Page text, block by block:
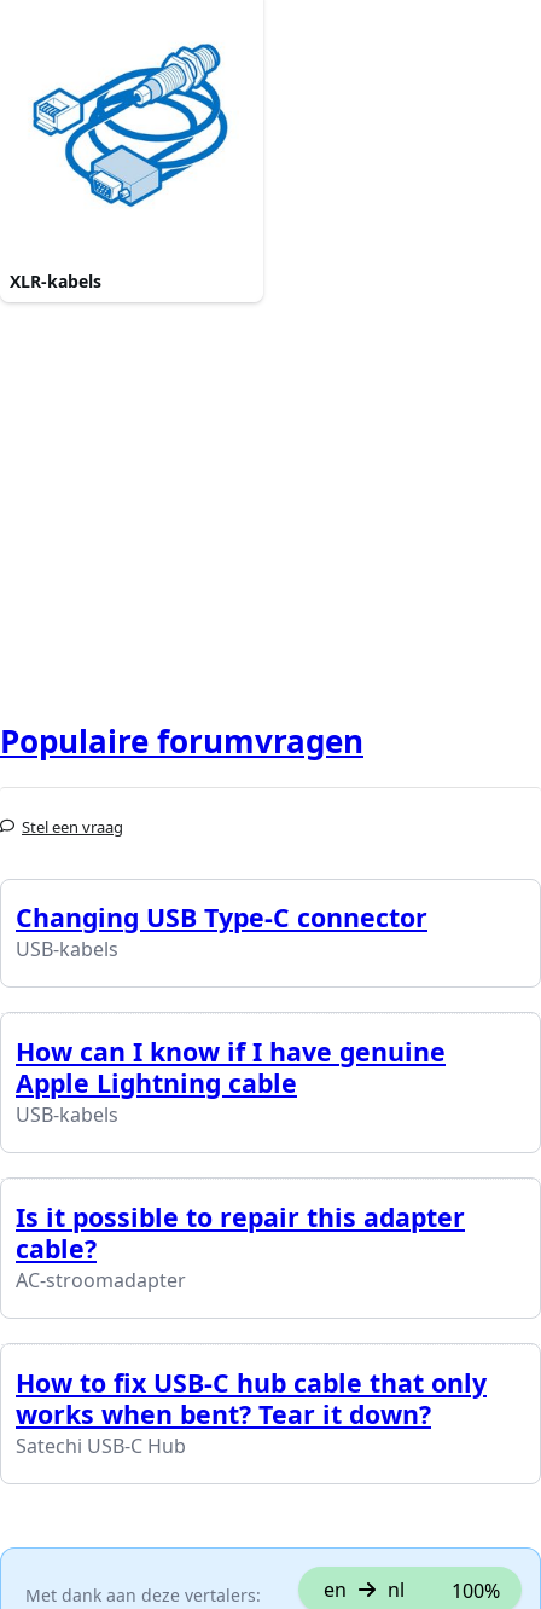
XLR-kabels
Populaire forumvragen
Stel een vraag
Changing USB Type-C connector
USB-kabels
How can I know if I have genuine
Apple Lightning cable
USB-kabels
Is it possible to repair this adapter
cable?
AC-stroomadapter
How to fix USB-C hub cable that only
works when bent? Tear it down?
Satechi USB-C Hub
Met dank aan deze vertalers: en nl 100%